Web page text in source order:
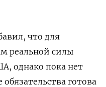
что для
реальной силы
однако пока нет
готова